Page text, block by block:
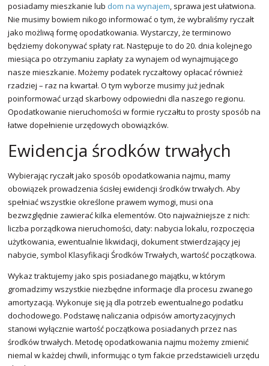
posiadamy mieszkanie lub dom na wynajem, sprawa jest ułatwiona.
Nie musimy bowiem nikogo informować o tym, że wybraliśmy ryczałt
jako możliwą formę opodatkowania. Wystarczy, że terminowo
będziemy dokonywać spłaty rat. Następuje to do 20. dnia kolejnego
miesiąca po otrzymaniu zapłaty za wynajem od wynajmującego
nasze mieszkanie. Możemy podatek ryczałtowy opłacać również
rzadziej – raz na kwartał. O tym wyborze musimy już jednak
poinformować urząd skarbowy odpowiedni dla naszego regionu.
Opodatkowanie nieruchomości w formie ryczałtu to prosty sposób na
łatwe dopełnienie urzędowych obowiązków.
Ewidencja środków trwałych
Wybierając ryczałt jako sposób opodatkowania najmu, mamy
obowiązek prowadzenia ścisłej ewidencji środków trwałych. Aby
spełniać wszystkie określone prawem wymogi, musi ona
bezwzględnie zawierać kilka elementów. Oto najważniejsze z nich:
liczba porządkowa nieruchomości, daty: nabycia lokalu, rozpoczęcia
użytkowania, ewentualnie likwidacji, dokument stwierdzający jej
nabycie, symbol Klasyfikacji Środków Trwałych, wartość początkowa.
Wykaz traktujemy jako spis posiadanego majątku, w którym
gromadzimy wszystkie niezbędne informacje dla procesu zwanego
amortyzacją. Wykonuje się ją dla potrzeb ewentualnego podatku
dochodowego. Podstawę naliczania odpisów amortyzacyjnych
stanowi wyłącznie wartość początkowa posiadanych przez nas
środków trwałych. Metodę opodatkowania najmu możemy zmienić
niemal w każdej chwili, informując o tym fakcie przedstawicieli urzędu